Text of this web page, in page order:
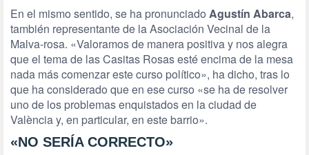
En el mismo sentido, se ha pronunciado Agustín Abarca,
también representante de la Asociación Vecinal de la
Malva-rosa. «Valoramos de manera positiva y nos alegra
que el tema de las Casitas Rosas esté encima de la mesa
nada más comenzar este curso político», ha dicho, tras lo
que ha considerado que en ese curso «se ha de resolver
uno de los problemas enquistados en la ciudad de
València y, en particular, en este barrio».
«NO SERÍA CORRECTO»